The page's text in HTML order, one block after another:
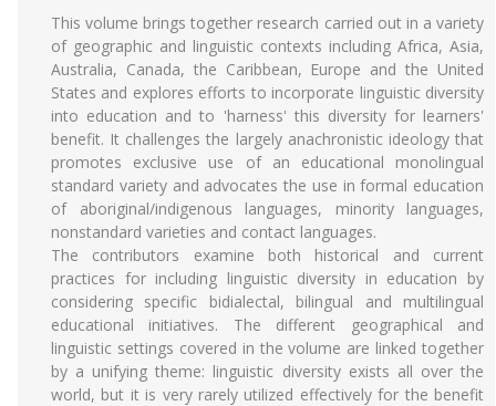
This volume brings together research carried out in a variety
of geographic and linguistic contexts including Africa, Asia,
Australia, Canada, the Caribbean, Europe and the United
States and explores efforts to incorporate linguistic diversity
into education and to 'harness' this diversity for learners'
benefit. It challenges the largely anachronistic ideology that
promotes exclusive use of an educational monolingual
standard variety and advocates the use in formal education
of aboriginal/indigenous languages, minority languages,
nonstandard varieties and contact languages.
The contributors examine both historical and current
practices for including linguistic diversity in education by
considering specific bidialectal, bilingual and multilingual
educational initiatives. The different geographical and
linguistic settings covered in the volume are linked together
by a unifying theme: linguistic diversity exists all over the
world, but it is very rarely utilized effectively for the benefit